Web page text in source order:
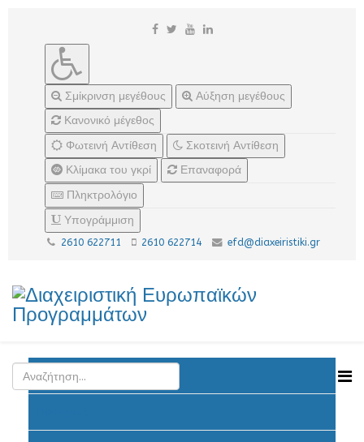
Σμίκρινση μεγέθους
Αύξηση μεγέθους
Κανονικό μέγεθος
Φωτεινή Αντίθεση
Σκοτεινή Αντίθεση
Κλίμακα του γκρί
Επαναφορά
Πληκτρολόγιο
Υπογράμμιση
2610 622711 2610 622714 efd@diaxeiristiki.gr
Ανακοινώσεις